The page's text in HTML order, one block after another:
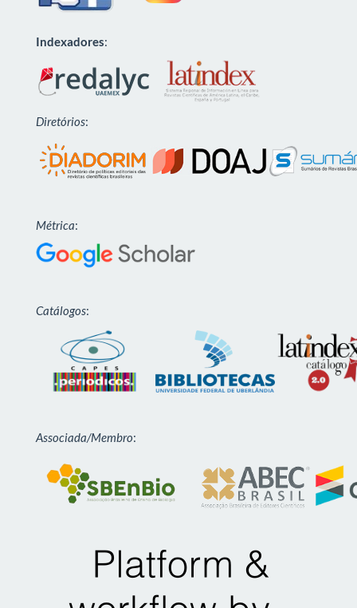
Indexadores:
Diretórios:
Métrica:
Catálogos:
Associada/Membro: